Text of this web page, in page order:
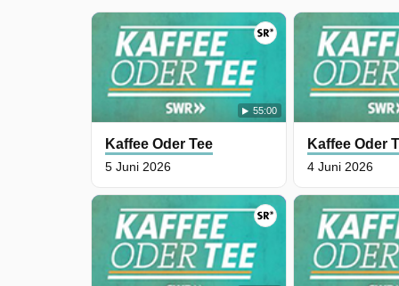
55:00
Kaffee Oder Tee
5 Juni 2026
Kaffee Oder
4 Juni 2026